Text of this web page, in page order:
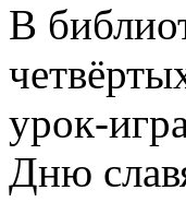
В
урок-
Дню